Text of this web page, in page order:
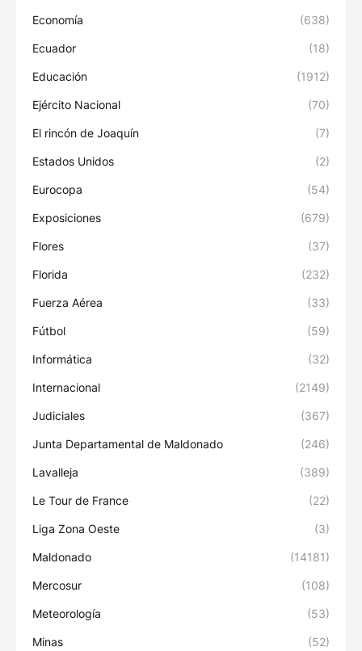
Economía (638)
Ecuador (18)
Educación (1912)
Ejército Nacional (70)
El rincón de Joaquín (7)
Estados Unidos (2)
Eurocopa (54)
Exposiciones (679)
Flores (37)
Florida (232)
Fuerza Aérea (33)
Fútbol (59)
Informática (32)
Internacional (2149)
Judiciales (367)
Junta Departamental de Maldonado (246)
Lavalleja (389)
Le Tour de France (22)
Liga Zona Oeste (3)
Maldonado (14181)
Mercosur (108)
Meteorología (53)
Minas (52)